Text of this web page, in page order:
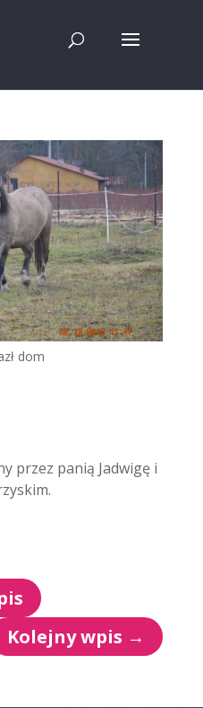
dom
przez panią Jadwigę i
Kolejny wpis →